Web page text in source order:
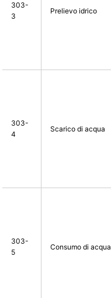
303-
3
Prelievo idrico
303-
4
Scarico di acqua
303-
5
Consumo di acqua